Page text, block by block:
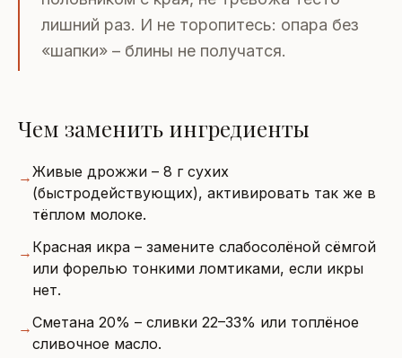
лишний раз. И не торопитесь: опара без
«шапки» – блины не получатся.
Чем заменить ингредиенты
→Живые дрожжи – 8 г сухих
(быстродействующих), активировать так же в
тёплом молоке.
→ Красная икра – замените слабосолёной сёмгой
или форелью тонкими ломтиками, если икры
нет.
→Сметана 20% – сливки 22–33% или топлёное
сливочное масло.